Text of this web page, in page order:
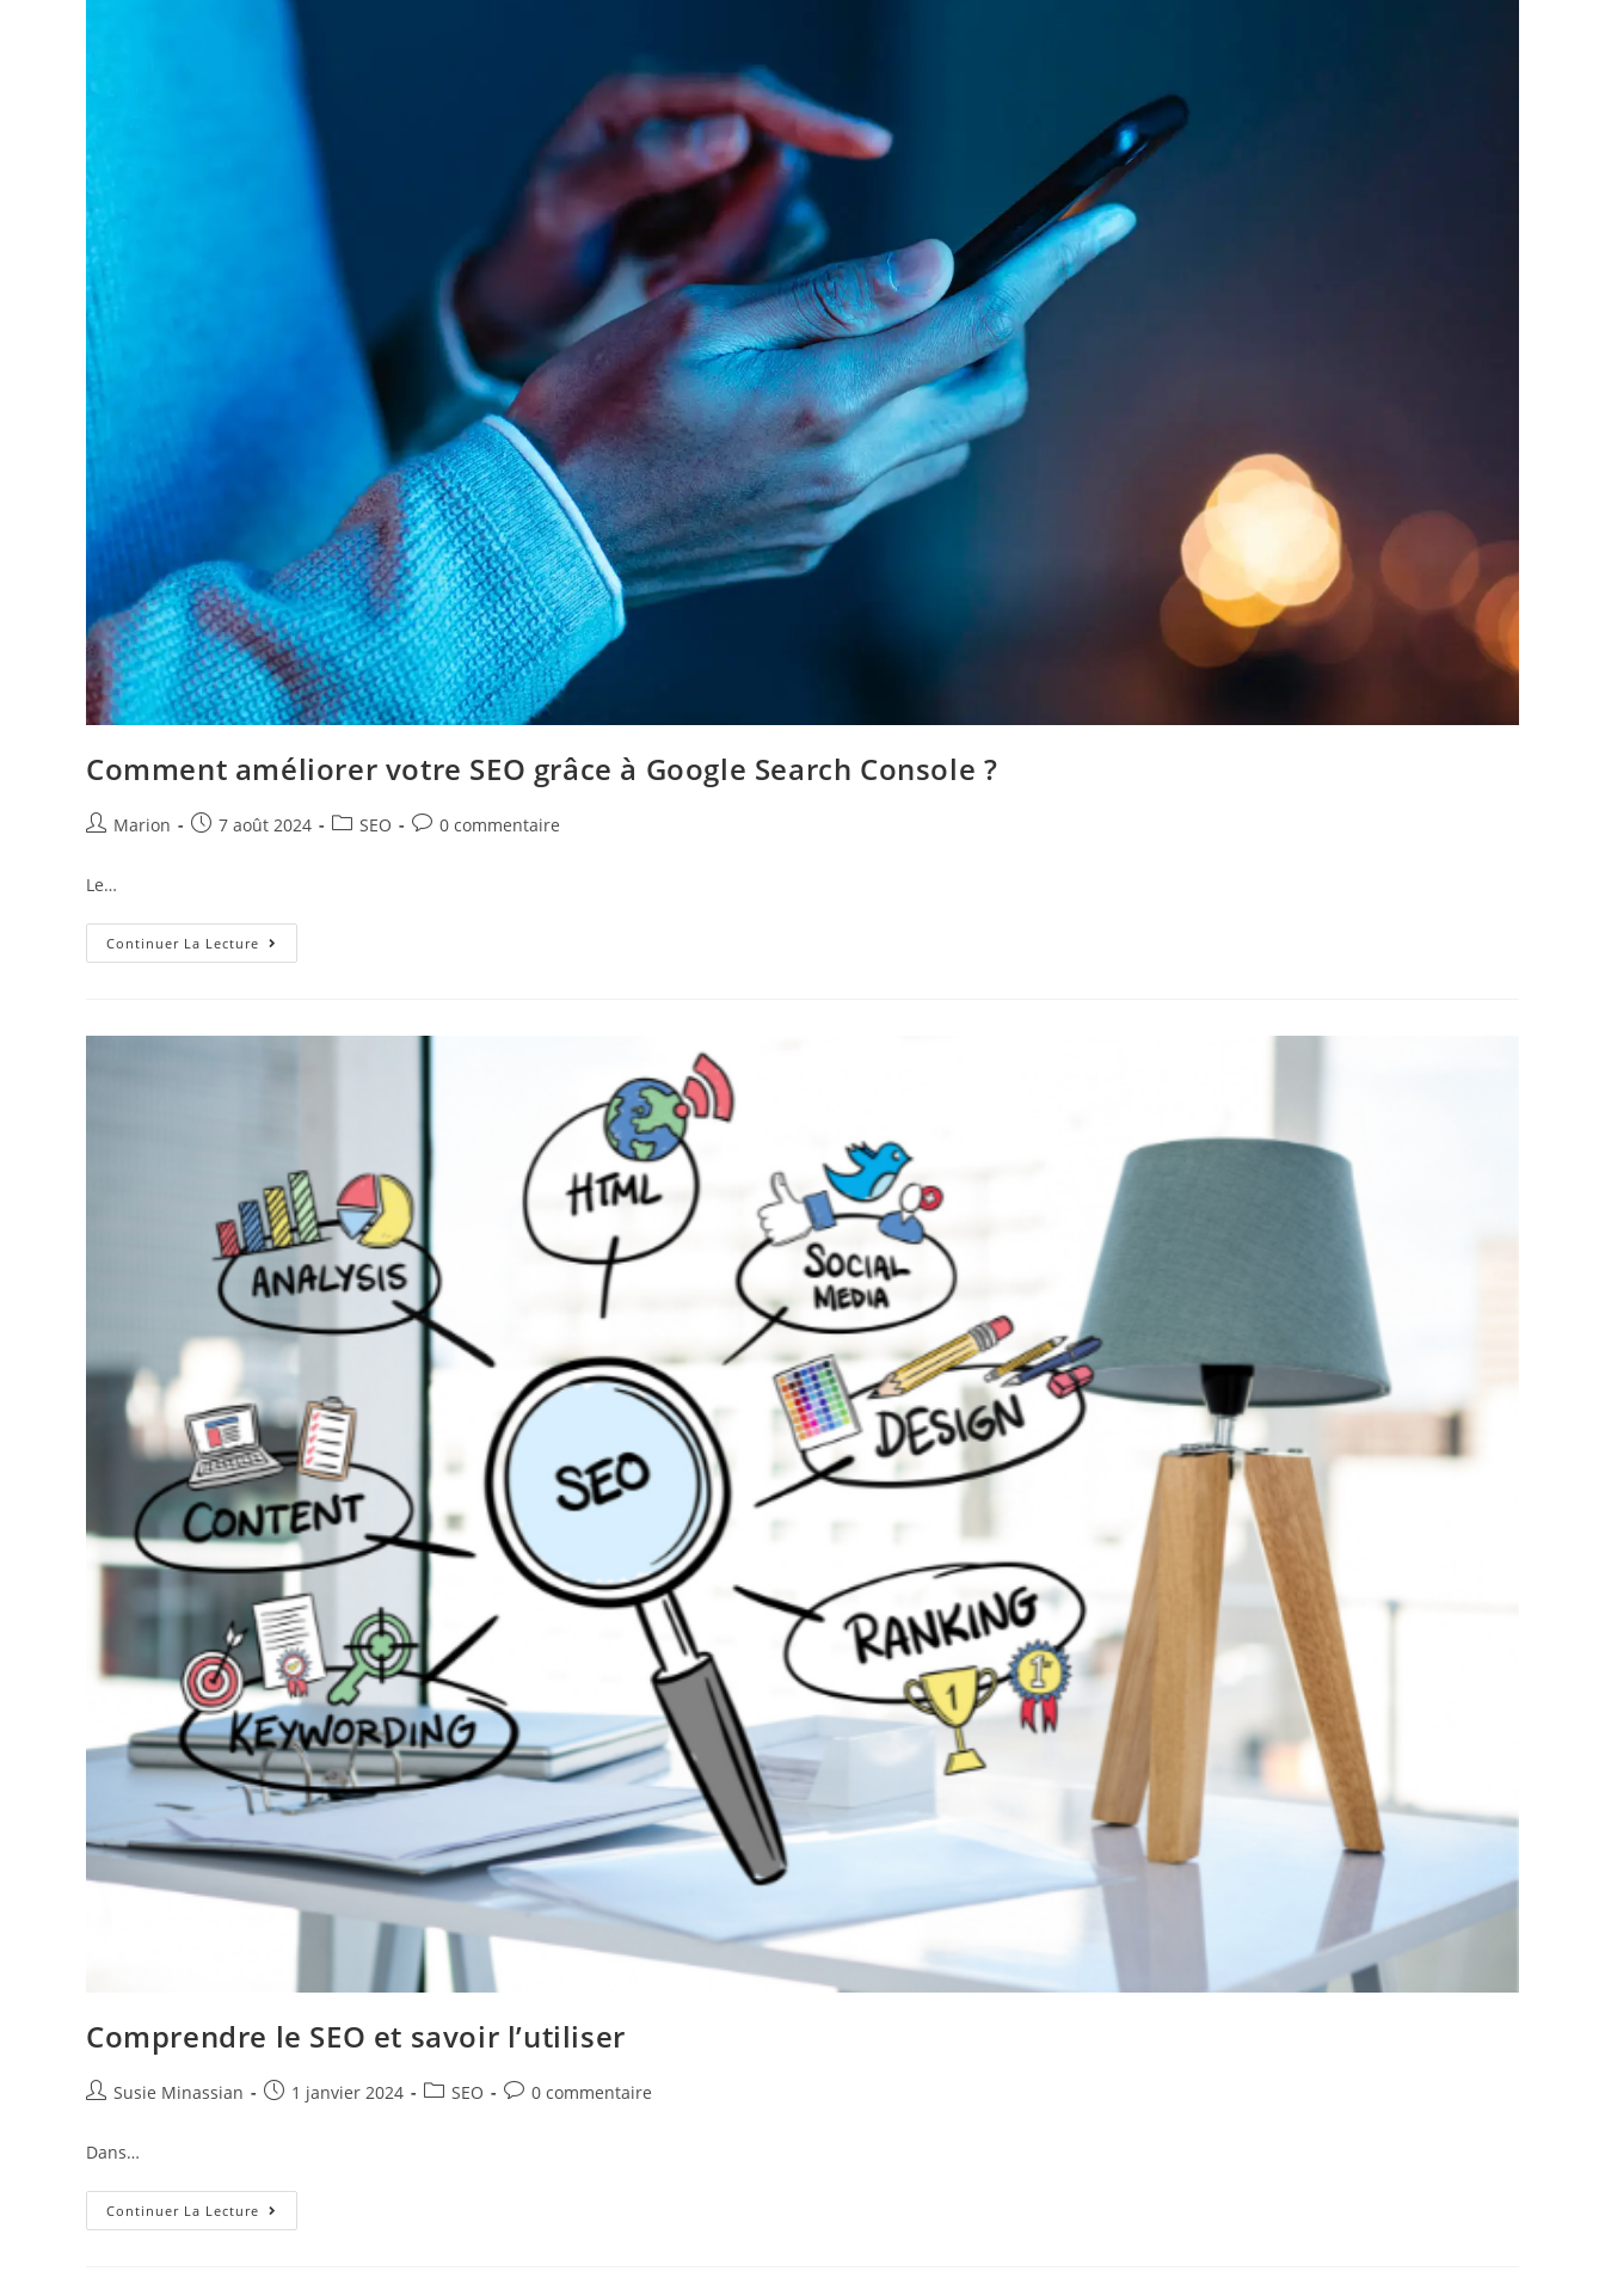
Comment améliorer votre SEO grâce à Google Search Console ?
Marion 7 août 2024 SEO 0 commentaire
Le…
Continuer La Lecture
Comprendre le SEO et savoir l’utiliser
Susie Minassian 1 janvier 2024 SEO 0 commentaire
Dans…
Continuer La Lecture